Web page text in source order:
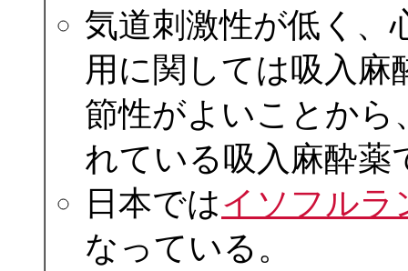
気道刺激性が低く、
用に関しては吸入
節性がよいことから
れている吸入麻酔薬
日本ではイソフルラ
なっている。